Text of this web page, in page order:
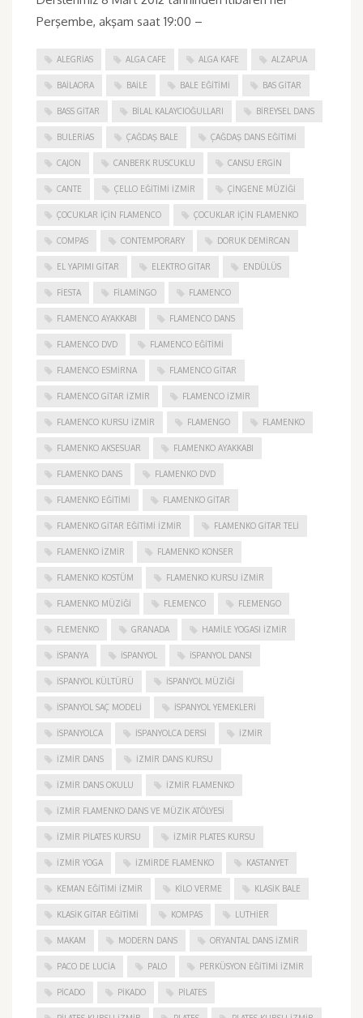
Perşembe, akşam saat 19:00 –
ALEGRIAS ALGA CAFE ALGA KAFE ALZAPUA
BAILAORA BAILE BALE EĞITIMI BAS GITAR
BASS GITAR BILAL KALAYCIOĞULLARI BIREYSEL DANS
BULERIAS ÇAĞDAŞ BALE ÇAĞDAŞ DANS EĞITIMI
CAJON CANBERK RUSCUKLU CANSU ERGIN
CANTE ÇELLO EĞITIMI İZMIR ÇINGENE MÜZIĞI
ÇOCUKLAR IÇIN FLAMENCO ÇOCUKLAR IÇIN FLAMENKO
COMPAS CONTEMPORARY DORUK DEMIRCAN
EL YAPIMI GITAR ELEKTRO GITAR ENDÜLÜS
FIESTA FILAMINGO FLAMENCO
FLAMENCO AYAKKABI FLAMENCO DANS
FLAMENCO DVD FLAMENCO EĞITIMI
FLAMENCO ESMIRNA FLAMENCO GITAR
FLAMENCO GITAR İZMIR FLAMENCO IZMIR
FLAMENCO KURSU İZMIR FLAMENGO FLAMENKO
FLAMENKO AKSESUAR FLAMENKO AYAKKABI
FLAMENKO DANS FLAMENKO DVD
FLAMENKO EĞITIMI FLAMENKO GITAR
FLAMENKO GITAR EĞITIMI İZMIR FLAMENKO GITAR TELI
FLAMENKO IZMIR FLAMENKO KONSER
FLAMENKO KOSTÜM FLAMENKO KURSU İZMIR
FLAMENKO MÜZIĞI FLEMENCO FLEMENGO
FLEMENKO GRANADA HAMILE YOGASI İZMIR
ISPANYA İSPANYOL İSPANYOL DANSI
İSPANYOL KÜLTÜRÜ İSPANYOL MÜZIĞI
İSPANYOL SAÇ MODELI İSPANYOL YEMEKLERI
İSPANYOLCA İSPANYOLCA DERSI IZMIR
IZMIR DANS IZMIR DANS KURSU
IZMIR DANS OKULU IZMIR FLAMENKO
İZMIR FLAMENKO DANS VE MÜZIK ATÖLYESI
İZMIR PILATES KURSU İZMIR PLATES KURSU
İZMIR YOGA IZMIRDE FLAMENKO KASTANYET
KEMAN EĞITIMI İZMIR KILO VERME KLASIK BALE
KLASIK GITAR EĞITIMI KOMPAS LUTHIER
MAKAM MODERN DANS ORYANTAL DANS İZMIR
PACO DE LUCIA PALO PERKÜSYON EĞITIMI İZMIR
PICADO PIKADO PILATES